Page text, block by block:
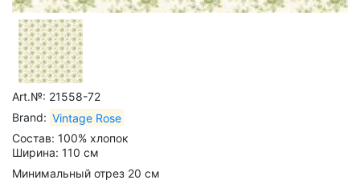
Art.№: 21558-72
Brand: Vintage Rose
Состав: 100% хлопок
Ширина: 110 см
Минимальный отрез 20 см